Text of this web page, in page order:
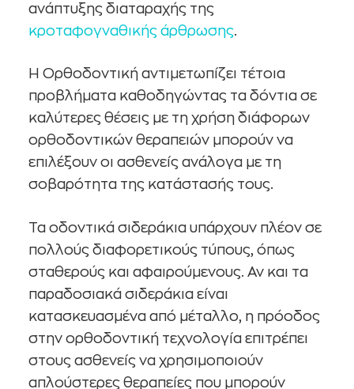
ανάπτυξης διαταραχής της
κροταφογναθικής άρθρωσης.
Η Ορθοδοντική αντιμετωπίζει τέτοια
προβλήματα καθοδηγώντας τα δόντια σε
καλύτερες θέσεις με τη χρήση διάφορων
ορθοδοντικών θεραπειών μπορούν να
επιλέξουν οι ασθενείς ανάλογα με τη
σοβαρότητα της κατάστασής τους.
Τα οδοντικά σιδεράκια υπάρχουν πλέον σε
πολλούς διαφορετικούς τύπους, όπως
σταθερούς και αφαιρούμενους. Αν και τα
παραδοσιακά σιδεράκια είναι
κατασκευασμένα από μέταλλο, η πρόοδος
στην ορθοδοντική τεχνολογία επιτρέπει
στους ασθενείς να χρησιμοποιούν
απλούστερες θεραπείες που μπορούν